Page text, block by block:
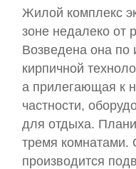
Жилой комплекс
зоне недалеко от
Возведена она по
кирпичной
а прилегающая к
частности,
для отдыха.
тремя комнатами.
производится